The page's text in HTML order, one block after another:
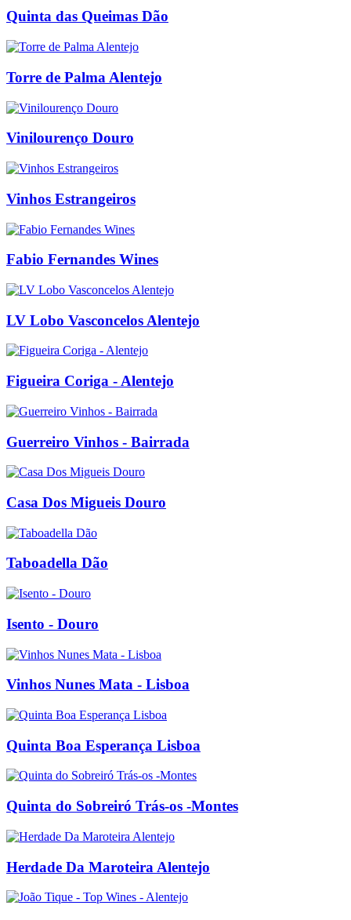
Quinta das Queimas Dão
Torre de Palma Alentejo
Vinilourenço Douro
Vinhos Estrangeiros
Fabio Fernandes Wines
LV Lobo Vasconcelos Alentejo
Figueira Coriga - Alentejo
Guerreiro Vinhos - Bairrada
Casa Dos Migueis Douro
Taboadella Dão
Isento - Douro
Vinhos Nunes Mata - Lisboa
Quinta Boa Esperança Lisboa
Quinta do Sobreiró Trás-os -Montes
Herdade Da Maroteira Alentejo